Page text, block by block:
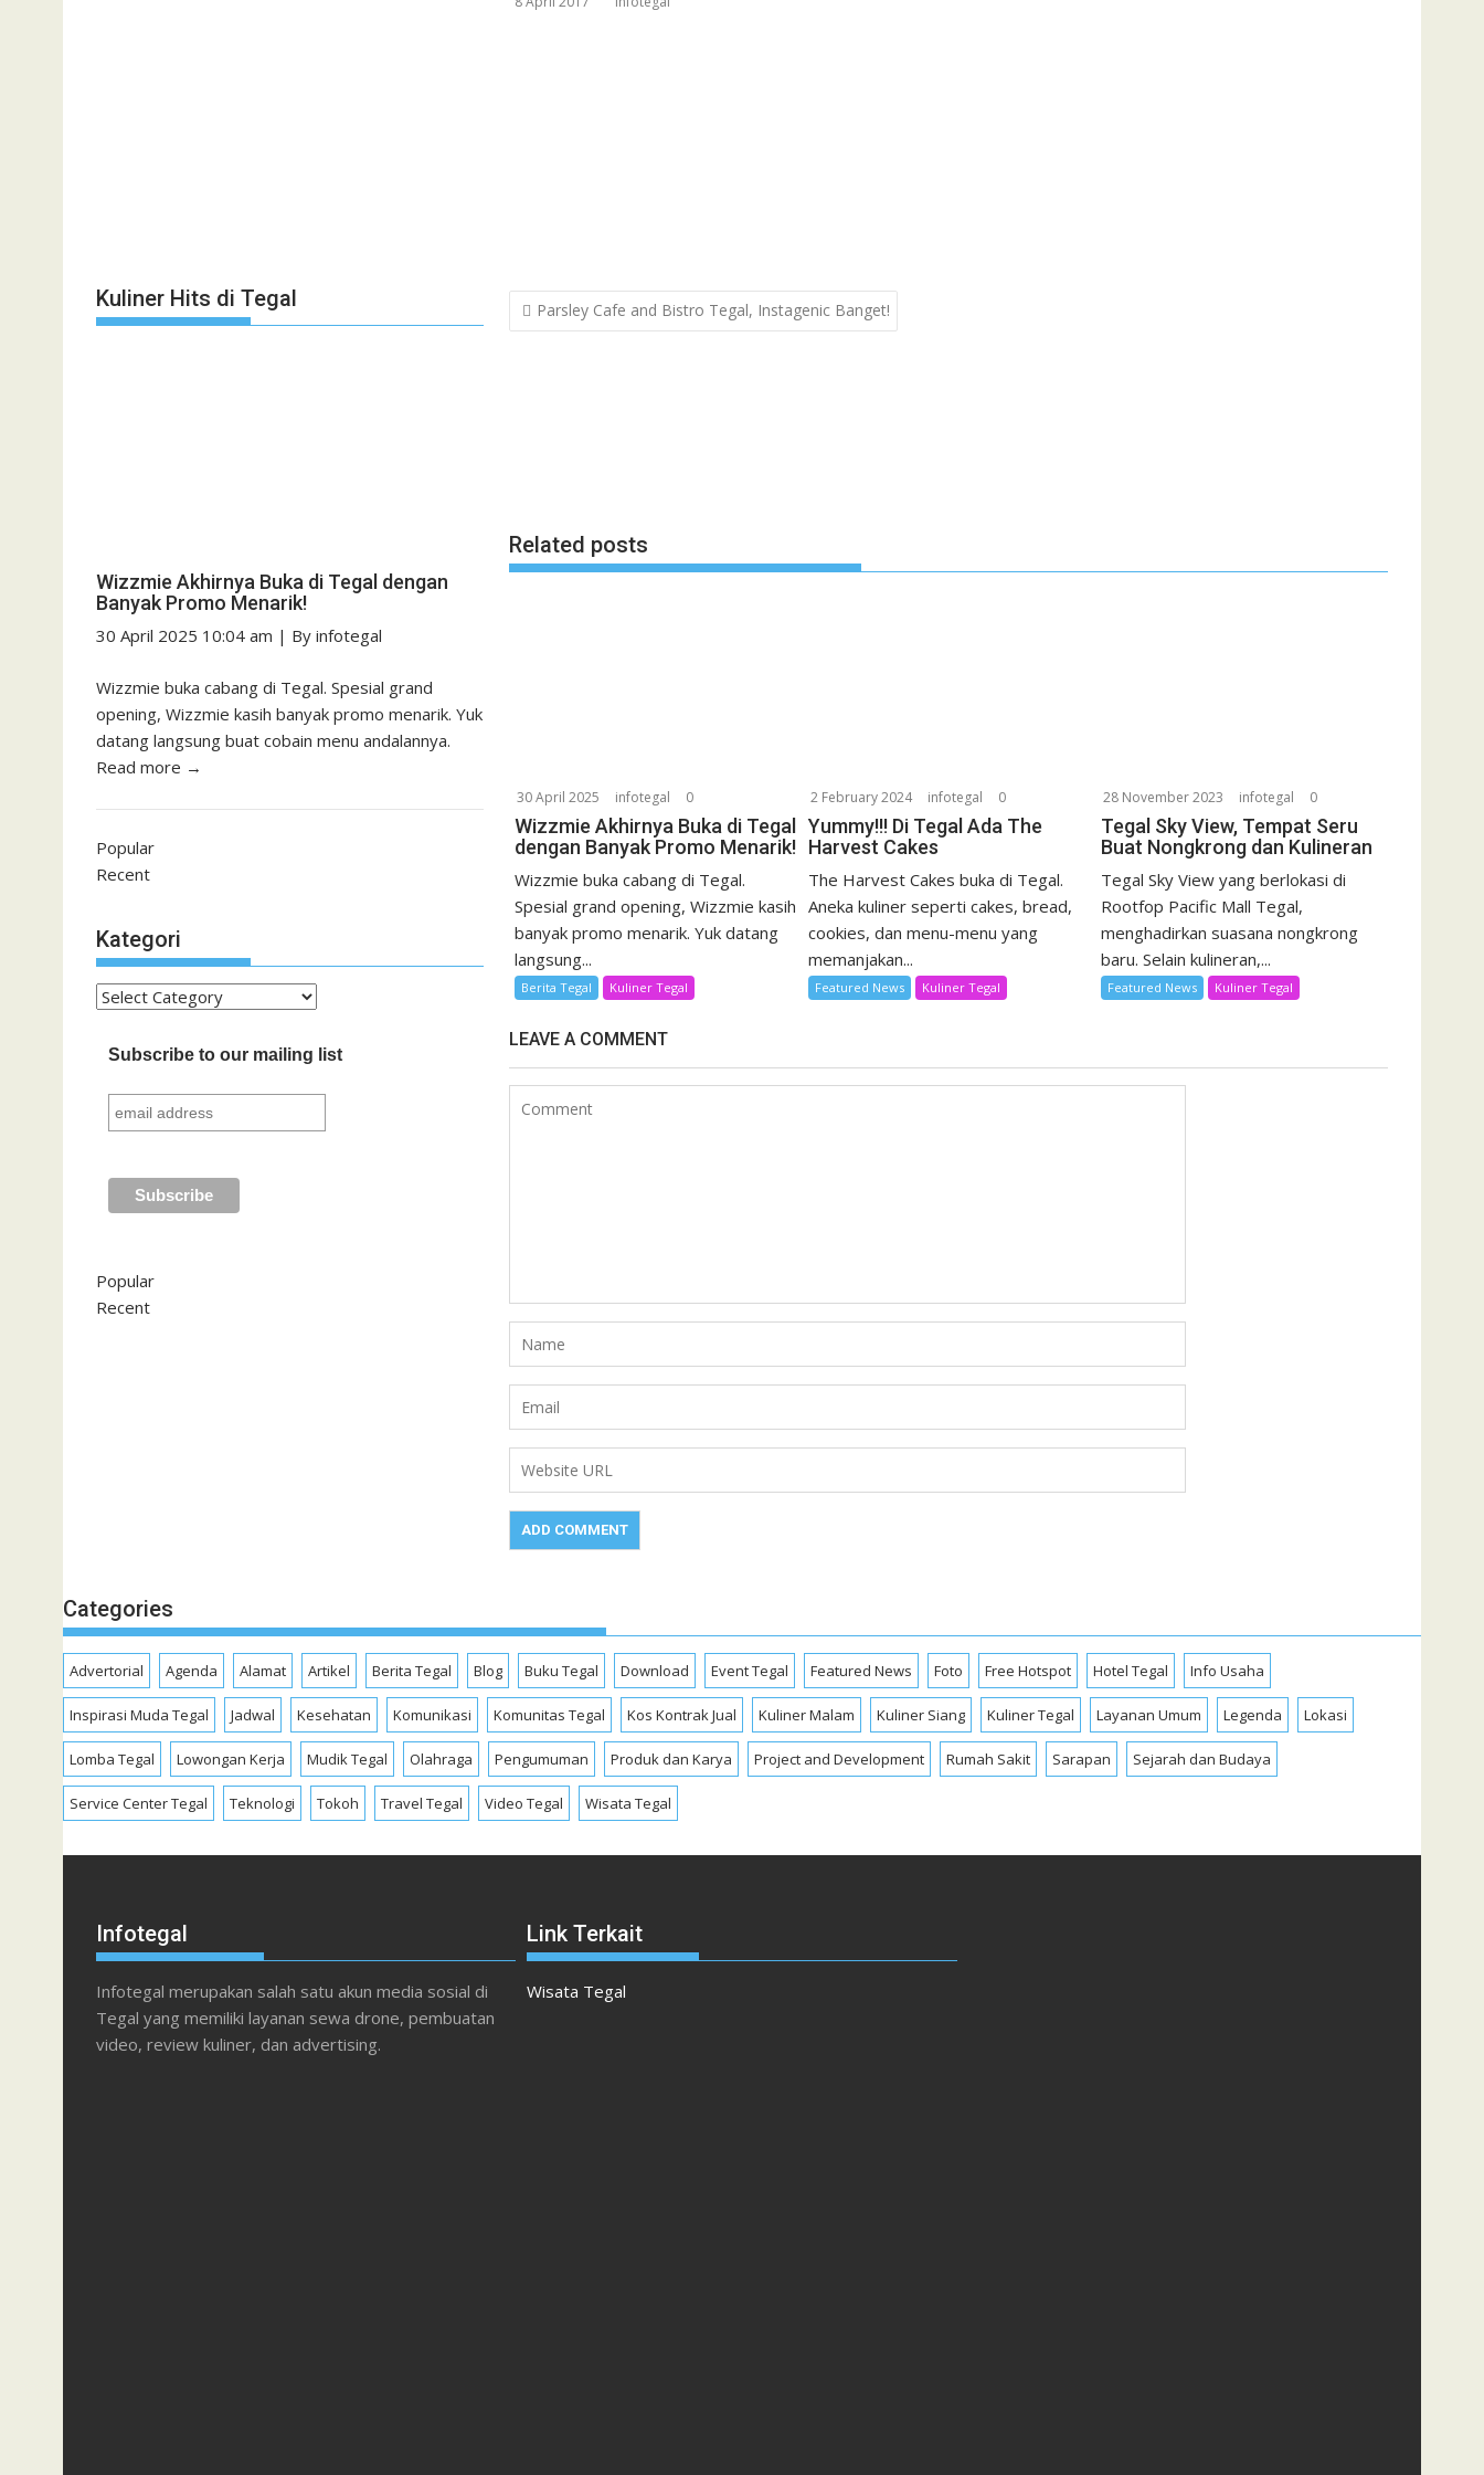
Post
navigation
Parsley Cafe and Bistro Tegal, Instagenic Banget!
Related posts
30 April 2025 infotegal 0
Wizzmie Akhirnya Buka di Tegal
dengan Banyak Promo Menarik!
Wizzmie buka cabang di Tegal.
Spesial grand opening, Wizzmie kasih
banyak promo menarik. Yuk datang
langsung...
Berita Tegal Kuliner Tegal
2 February 2024 infotegal 0
Yummy!!! Di Tegal Ada The
Harvest Cakes
The Harvest Cakes buka di Tegal.
Aneka kuliner seperti cakes, bread,
cookies, dan menu-menu yang
memanjakan...
Featured News Kuliner Tegal
28 November 2023 infotegal 0
Tegal Sky View, Tempat Seru
Buat Nongkrong dan Kulineran
Tegal Sky View yang berlokasi di
Rootfop Pacific Mall Tegal,
menghadirkan suasana nongkrong
baru. Selain kulineran,...
Featured News Kuliner Tegal
LEAVE A COMMENT
Kuliner Hits di Tegal
Wizzmie Akhirnya Buka di Tegal dengan
Banyak Promo Menarik!
30 April 2025 10:04 am | By infotegal
Wizzmie buka cabang di Tegal. Spesial grand
opening, Wizzmie kasih banyak promo menarik. Yuk
datang langsung buat cobain menu andalannya.
Read more →
Popular
Recent
Kategori
Kategori
Subscribe to our mailing list
Popular
Recent
Categories
Advertorial Agenda Alamat Artikel Berita Tegal Blog Buku Tegal Download Event Tegal Featured News Foto Free Hotspot Hotel Tegal Info Usaha
Inspirasi Muda Tegal Jadwal Kesehatan Komunikasi Komunitas Tegal Kos Kontrak Jual Kuliner Malam Kuliner Siang Kuliner Tegal Layanan Umum Legenda Lokasi
Lomba Tegal Lowongan Kerja Mudik Tegal Olahraga Pengumuman Produk dan Karya Project and Development Rumah Sakit Sarapan Sejarah dan Budaya
Service Center Tegal Teknologi Tokoh Travel Tegal Video Tegal Wisata Tegal
Infotegal
Infotegal merupakan salah satu akun media sosial di
Tegal yang memiliki layanan sewa drone, pembuatan
video, review kuliner, dan advertising.
Link Terkait
Wisata Tegal